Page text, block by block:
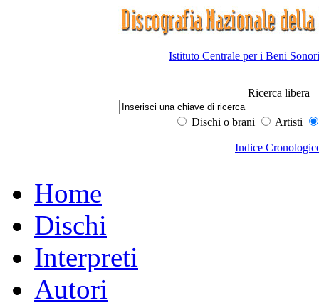
Istituto Centrale per i Beni
Ricerca libera
Dischi o brani Artisti
Indice
Home
Dischi
Interpreti
Autori